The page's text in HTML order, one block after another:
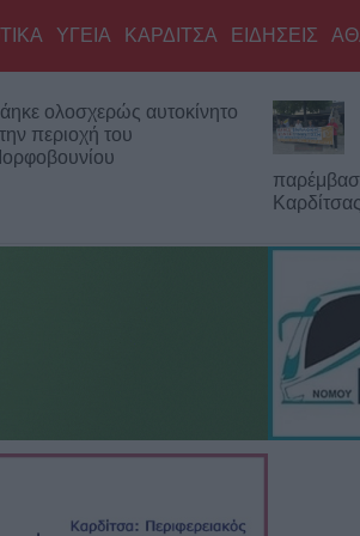
ΥΓΕΙΑ ΚΑΡΔΙΤΣΑ ΕΙΔΗΣΕΙΣ
μνήμης για
- Ναγκασάκι και
Μόντρεαλ